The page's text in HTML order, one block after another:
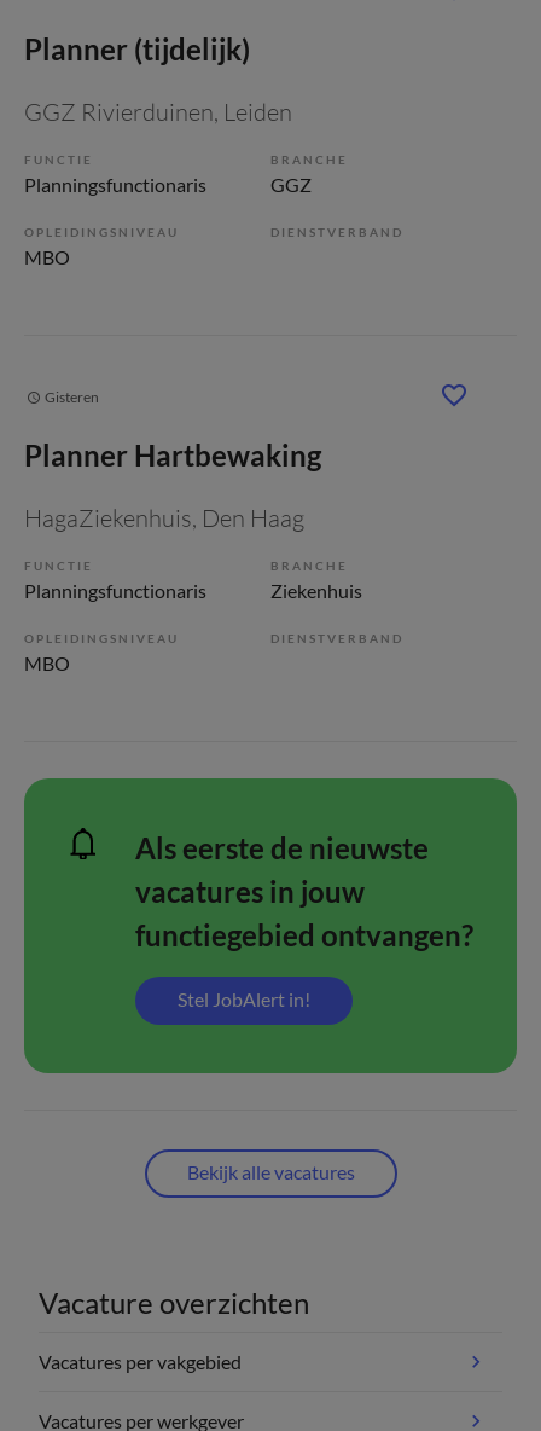
Planner (tijdelijk)
GGZ Rivierduinen, Leiden
FUNCTIE
Planningsfunctionaris
BRANCHE
GGZ
OPLEIDINGSNIVEAU
MBO
DIENSTVERBAND
Gisteren
Planner Hartbewaking
HagaZiekenhuis, Den Haag
FUNCTIE
Planningsfunctionaris
BRANCHE
Ziekenhuis
OPLEIDINGSNIVEAU
MBO
DIENSTVERBAND
Als eerste de nieuwste
vacatures in jouw
functiegebied ontvangen?
Stel JobAlert in!
Bekijk alle vacatures
Vacature overzichten
Vacatures per vakgebied
Vacatures per werkgever